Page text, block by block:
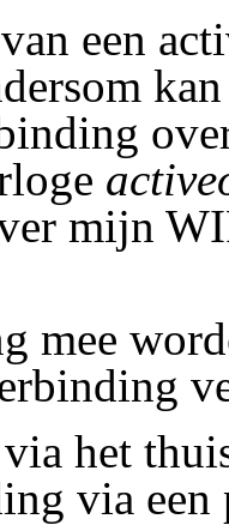
een
mijn
mee
het
via